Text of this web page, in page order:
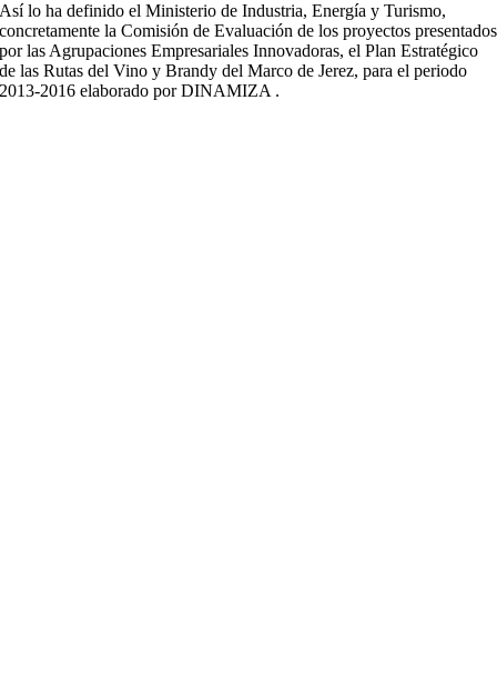
Así lo ha definido el Ministerio de Industria, Energía y Turismo,
concretamente la Comisión de Evaluación de los proyectos presentados
por las Agrupaciones Empresariales Innovadoras, el Plan Estratégico
de las Rutas del Vino y Brandy del Marco de Jerez, para el periodo
2013-2016 elaborado por DINAMIZA .